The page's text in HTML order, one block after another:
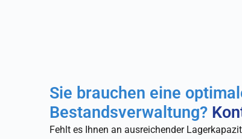
Sie brauchen eine
Bestandsverwaltung?
Fehlt es Ihnen an ausreichender